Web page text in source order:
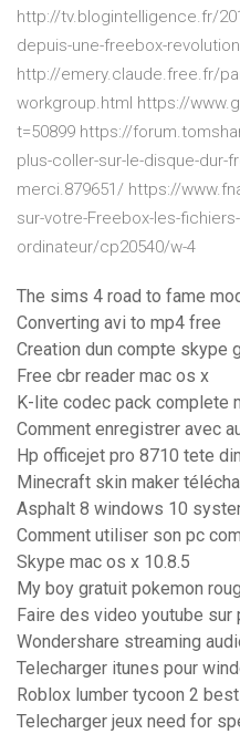
http://tv.blogintelligence.fr/
depuis-une-freebox-
http://emery.claude.free.fr/
workgroup.html https://
t=50899 https://
plus-coller-sur-le-disque-dur-
merci.879651/ https://
sur-votre-Freebox-les-
ordinateur/cp20540/w-4
The sims 4 road to fame
Converting avi to mp4 free
Creation dun compte skype
Free cbr reader mac os x
K-lite codec pack complete
Comment enregistrer avec
Hp officejet pro 8710 tete
Minecraft skin maker
Asphalt 8 windows 10
Comment utiliser son pc
Skype mac os x 10.8.5
My boy gratuit pokemon
Faire des video youtube sur
Wondershare streaming
Telecharger itunes pour
Roblox lumber tycoon 2
Telecharger jeux need for